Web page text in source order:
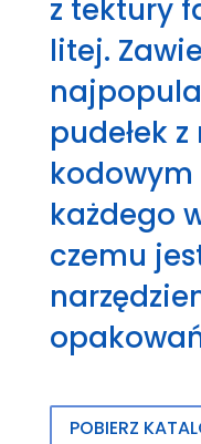
z tektury
litej.
pudełek
każdego
czemu
POBIERZ